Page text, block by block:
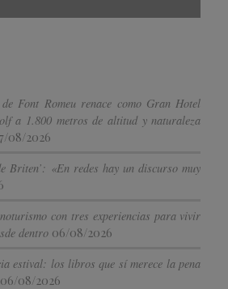
Font Romeu renace como Gran Hotel
a 1.800 metros de altitud y naturaleza
08/2026
Briten’: «En redes hay un discurso muy
con tres experiencias para vivir
dentro 06/08/2026
estival: los libros que sí merece la pena
06/08/2026